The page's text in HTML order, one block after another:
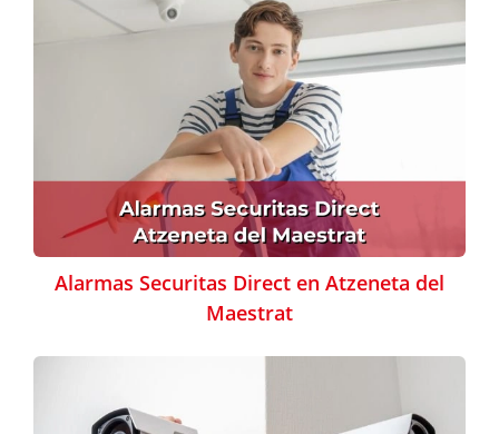
Alarmas Securitas Direct en Atzeneta del
Maestrat